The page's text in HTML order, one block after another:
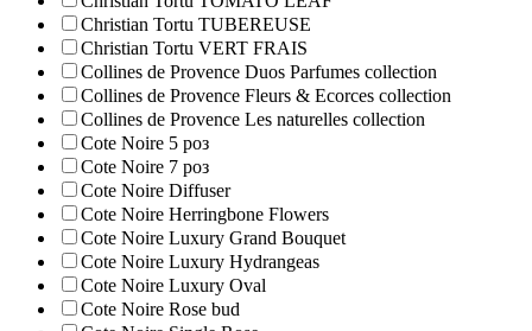
Christian Tortu TUBEREUSE
Christian Tortu VERT FRAIS
Collines de Provence Duos Parfumes collection
Collines de Provence Fleurs & Ecorces collection
Collines de Provence Les naturelles collection
Cote Noire 5 роз
Cote Noire 7 роз
Cote Noire Diffuser
Cote Noire Herringbone Flowers
Cote Noire Luxury Grand Bouquet
Cote Noire Luxury Hydrangeas
Cote Noire Luxury Oval
Cote Noire Rose bud